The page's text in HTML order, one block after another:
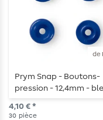
de
Prym Snap - Boutons-
pression - 12,4mm -
royal - 30 pièces
4,10 € *
30 pièce